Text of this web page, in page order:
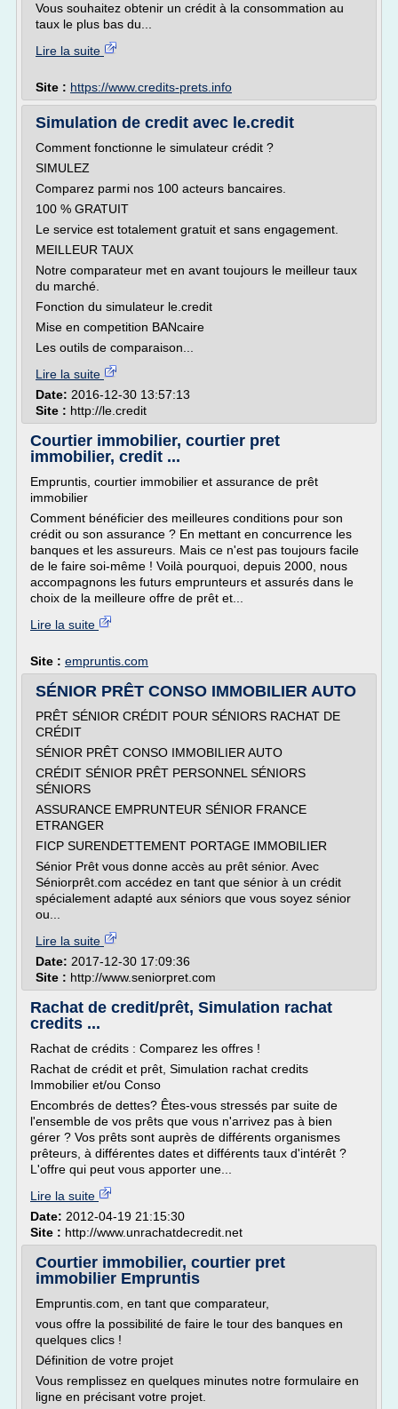
Vous souhaitez obtenir un crédit à la consommation au
taux le plus bas du...
Lire la suite
Site : https://www.credits-prets.info
Simulation de credit avec le.credit
Comment fonctionne le simulateur crédit ?
SIMULEZ
Comparez parmi nos 100 acteurs bancaires.
100 % GRATUIT
Le service est totalement gratuit et sans engagement.
MEILLEUR TAUX
Notre comparateur met en avant toujours le meilleur taux
du marché.
Fonction du simulateur le.credit
Mise en competition BANcaire
Les outils de comparaison...
Lire la suite
Date: 2016-12-30 13:57:13
Site : http://le.credit
Courtier immobilier, courtier pret
immobilier, credit ...
Empruntis, courtier immobilier et assurance de prêt
immobilier
Comment bénéficier des meilleures conditions pour son
crédit ou son assurance ? En mettant en concurrence les
banques et les assureurs. Mais ce n'est pas toujours facile
de le faire soi-même ! Voilà pourquoi, depuis 2000, nous
accompagnons les futurs emprunteurs et assurés dans le
choix de la meilleure offre de prêt et...
Lire la suite
Site : empruntis.com
SÉNIOR PRÊT CONSO IMMOBILIER AUTO
PRÊT SÉNIOR CRÉDIT POUR SÉNIORS RACHAT DE
CRÉDIT
SÉNIOR PRÊT CONSO IMMOBILIER AUTO
CRÉDIT SÉNIOR PRÊT PERSONNEL SÉNIORS
SÉNIORS
ASSURANCE EMPRUNTEUR SÉNIOR FRANCE
ETRANGER
FICP SURENDETTEMENT PORTAGE IMMOBILIER
Sénior Prêt vous donne accès au prêt sénior. Avec
Séniorprêt.com accédez en tant que sénior à un crédit
spécialement adapté aux séniors que vous soyez sénior
ou...
Lire la suite
Date: 2017-12-30 17:09:36
Site : http://www.seniorpret.com
Rachat de credit/prêt, Simulation rachat
credits ...
Rachat de crédits : Comparez les offres !
Rachat de crédit et prêt, Simulation rachat credits
Immobilier et/ou Conso
Encombrés de dettes? Êtes-vous stressés par suite de
l'ensemble de vos prêts que vous n'arrivez pas à bien
gérer ? Vos prêts sont auprès de différents organismes
prêteurs, à différentes dates et différents taux d'intérêt ?
L'offre qui peut vous apporter une...
Lire la suite
Date: 2012-04-19 21:15:30
Site : http://www.unrachatdecredit.net
Courtier immobilier, courtier pret
immobilier Empruntis
Empruntis.com, en tant que comparateur,
vous offre la possibilité de faire le tour des banques en
quelques clics !
Définition de votre projet
Vous remplissez en quelques minutes notre formulaire en
ligne en précisant votre projet.